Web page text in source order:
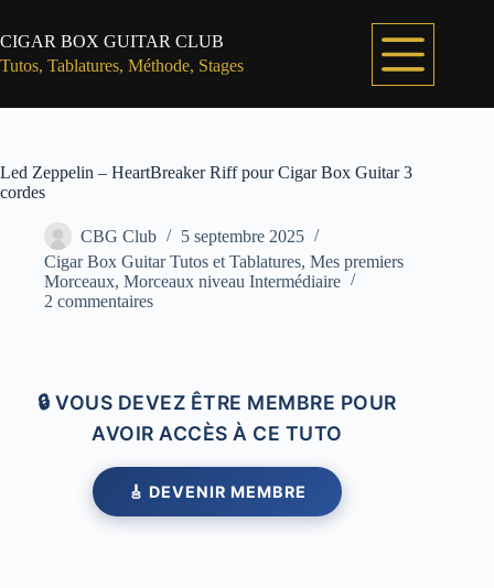
contenu
CIGAR BOX GUITAR CLUB
Tutos, Tablatures, Méthode, Stages
Led Zeppelin – HeartBreaker Riff pour Cigar Box Guitar 3
cordes
CBG Club
5 septembre 2025
Cigar Box Guitar Tutos et Tablatures, Mes premiers
Morceaux, Morceaux niveau Intermédiaire
2 commentaires
🔒 VOUS DEVEZ ÊTRE MEMBRE POUR
AVOIR ACCÈS À CE TUTO
🎸 DEVENIR MEMBRE